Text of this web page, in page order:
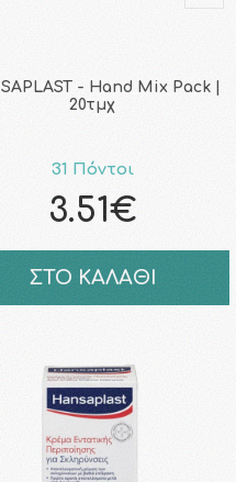
- Hand Mix Pack |
20τμχ
31 Πόντοι
3.51€
ΣΤΟ ΚΑΛΑΘΙ